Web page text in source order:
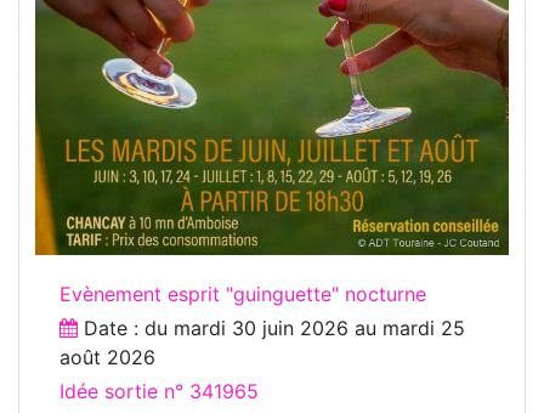
Evènement esprit "guinguette" nocturne
Date : du mardi 30 juin 2026 au mardi 25
août 2026
Idée sortie n° 341965